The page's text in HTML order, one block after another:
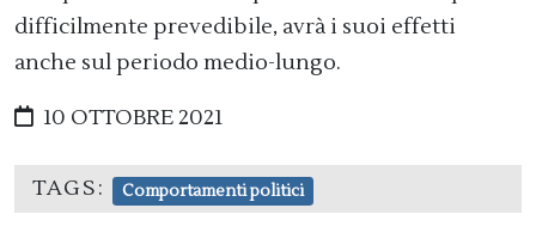
difficilmente prevedibile, avrà i suoi effetti
anche sul periodo medio-lungo.
10 OTTOBRE 2021
TAGS: Comportamenti politici